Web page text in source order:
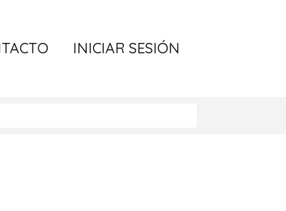
INICIAR SESIÓN